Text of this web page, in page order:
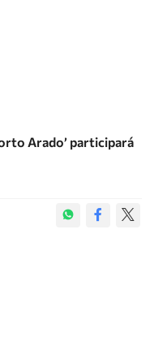
Arado’ participará